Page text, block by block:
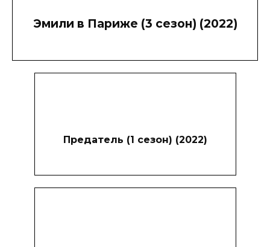
Эмили в Париже (3 сезон) (2022)
Предатель (1 сезон) (2022)